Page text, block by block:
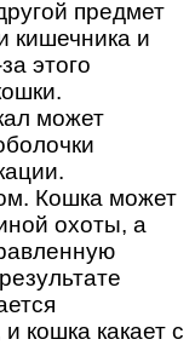
предмет
кишечника и
этого
может
Кошка может
охоты, а
кошка какает с